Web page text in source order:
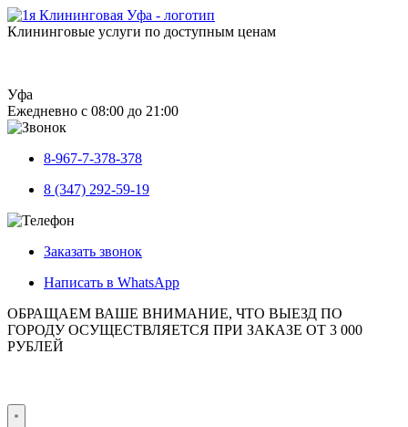
Клининговые услуги по доступным ценам
Уфа
Ежедневно с 08:00 до 21:00
8-967-7-378-378
8 (347) 292-59-19
Заказать звонок
Написать в WhatsApp
ОБРАЩАЕМ ВАШЕ ВНИМАНИЕ, ЧТО ВЫЕЗД ПО
ГОРОДУ ОСУЩЕСТВЛЯЕТСЯ ПРИ ЗАКАЗЕ ОТ 3 000
РУБЛЕЙ